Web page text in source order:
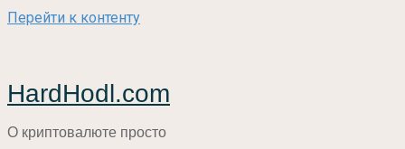
Перейти к контенту
HardHodl.com
О криптовалюте просто